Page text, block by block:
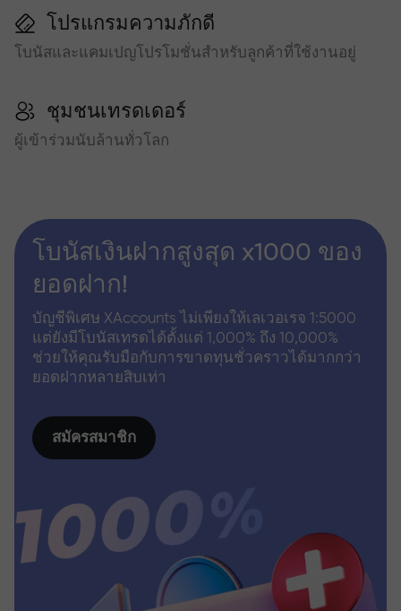
โปรแกรมความภักดี
โบนัสและแคมเปญโปรโมชั่นสำหรับลูกค้าที่ใช้งานอยู่
ชุมชนเทรดเดอร์
ผู้เข้าร่วมนับล้านทั่วโลก
โบนัสเงินฝากสูงสุด x1000 ของ
ยอดฝาก!
บัญชีพิเศษ XAccounts ไม่เพียงให้เลเวอเรจ 1:5000
แต่ยังมีโบนัสเทรดได้ตั้งแต่ 1,000% ถึง 10,000%
ช่วยให้คุณรับมือกับการขาดทุนชั่วคราวได้มากกว่า
ยอดฝากหลายสิบเท่า
สมัครสมาชิก